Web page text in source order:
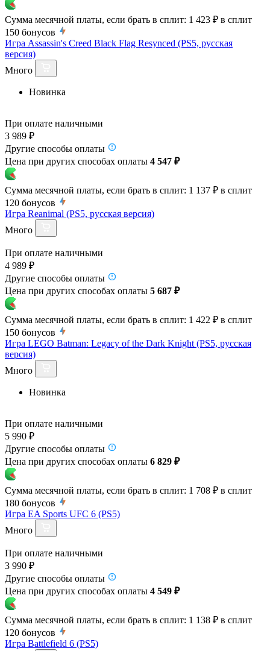
Сумма месячной платы, если брать в сплит: 1 423 ₽ в сплит
150 бонусов
Игра Assassin's Creed Black Flag Resynced (PS5, русская
версия)
Много
Новинка
При оплате наличными
3 989 ₽
Другие способы оплаты
Цена при других способах оплаты 4 547 ₽
Сумма месячной платы, если брать в сплит: 1 137 ₽ в сплит
120 бонусов
Игра Reanimal (PS5, русская версия)
Много
При оплате наличными
4 989 ₽
Другие способы оплаты
Цена при других способах оплаты 5 687 ₽
Сумма месячной платы, если брать в сплит: 1 422 ₽ в сплит
150 бонусов
Игра LEGO Batman: Legacy of the Dark Knight (PS5, русская
версия)
Много
Новинка
При оплате наличными
5 990 ₽
Другие способы оплаты
Цена при других способах оплаты 6 829 ₽
Сумма месячной платы, если брать в сплит: 1 708 ₽ в сплит
180 бонусов
Игра EA Sports UFC 6 (PS5)
Много
При оплате наличными
3 990 ₽
Другие способы оплаты
Цена при других способах оплаты 4 549 ₽
Сумма месячной платы, если брать в сплит: 1 138 ₽ в сплит
120 бонусов
Игра Battlefield 6 (PS5)